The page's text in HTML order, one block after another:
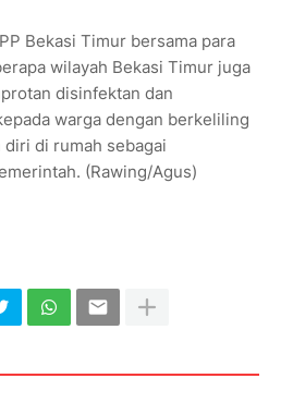
Bekasi Timur bersama para
wilayah Bekasi Timur juga
disinfektan dan
warga dengan berkeliling
di rumah sebagai
(Rawing/Agus)